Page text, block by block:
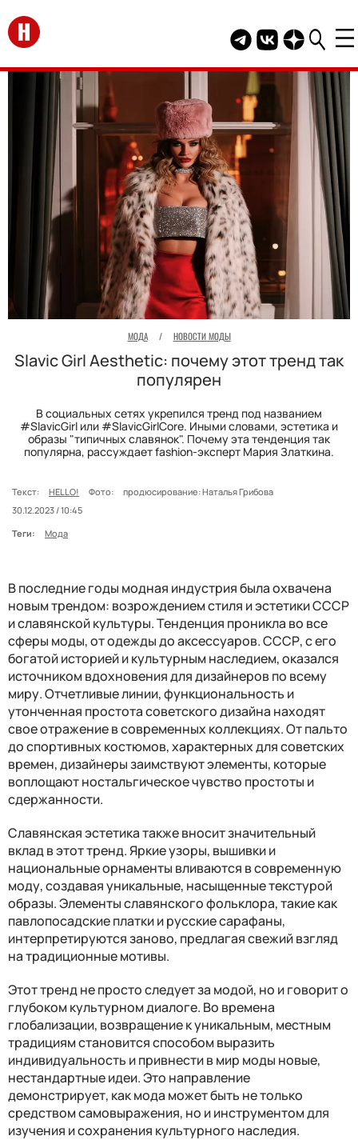
Перейти на главную
Telegram канал
Группа HELLO
Канал
МОДА / НОВОСТИ МОДЫ
Slavic Girl Aesthetic: почему этот тренд так
популярен
В социальных сетях укрепился тренд под названием
#SlavicGirl или #SlavicGirlCore. Иными словами, эстетика и
образы "типичных славянок". Почему эта тенденция так
популярна, рассуждает fashion-эксперт Мария Златкина.
Текст: HELLO! Фото:
продюсирование: Наталья Грибова
30.12.2023 / 10:45
Теги:
Мода
В последние годы модная индустрия была охвачена
новым трендом: возрождением стиля и эстетики СССР
и славянской культуры. Тенденция проникла во все
сферы моды, от одежды до аксессуаров. СССР, с его
богатой историей и культурным наследием, оказался
источником вдохновения для дизайнеров по всему
миру. Отчетливые линии, функциональность и
утонченная простота советского дизайна находят
свое отражение в современных коллекциях. От пальто
до спортивных костюмов, характерных для советских
времен, дизайнеры заимствуют элементы, которые
воплощают ностальгическое чувство простоты и
сдержанности.
Славянская эстетика также вносит значительный
вклад в этот тренд. Яркие узоры, вышивки и
национальные орнаменты вливаются в современную
моду, создавая уникальные, насыщенные текстурой
образы. Элементы славянского фольклора, такие как
павлопосадские платки и русские сарафаны,
интерпретируются заново, предлагая свежий взгляд
на традиционные мотивы.
Этот тренд не просто следует за модой, но и говорит о
глубоком культурном диалоге. Во времена
глобализации, возвращение к уникальным, местным
традициям становится способом выразить
индивидуальность и привнести в мир моды новые,
нестандартные идеи. Это направление
демонстрирует, как мода может быть не только
средством самовыражения, но и инструментом для
изучения и сохранения культурного наследия.